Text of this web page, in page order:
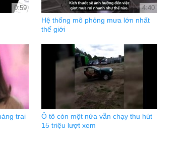
0:59 4:40
Hệ thống mô phỏng mưa lớn nhất
thế giới
trai
Ô tô còn một nửa vẫn chạy thu hút
15 triệu lượt xem